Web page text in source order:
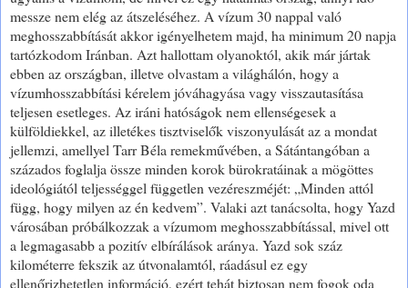
messze nem elég az átszeléséhez. A vízum 30 nappal való
meghosszabbítását akkor igényelhetem majd, ha minimum 20 napja
tartózkodom Iránban. Azt hallottam olyanoktól, akik már jártak
ebben az országban, illetve olvastam a világhálón, hogy a
vízumhosszabbítási kérelem jóváhagyása vagy visszautasítása
teljesen esetleges. Az iráni hatóságok nem ellenségesek a
külföldiekkel, az illetékes tisztviselők viszonyulását az a mondat
jellemzi, amellyel Tarr Béla remekművében, a Sátántangóban a
százados foglalja össze minden korok bürokratáinak a mögöttes
ideológiától teljességgel független vezéreszméjét: „Minden attól
függ, hogy milyen az én kedvem”. Valaki azt tanácsolta, hogy Yazd
városában próbálkozzak a vízumom meghosszabbítással, mivel ott
a legmagasabb a pozitív elbírálások aránya. Yazd sok száz
kilométerre fekszik az útvonalamtól, ráadásul ez egy
ellenőrizhetetlen információ, ezért tehát biztosan nem fogok oda